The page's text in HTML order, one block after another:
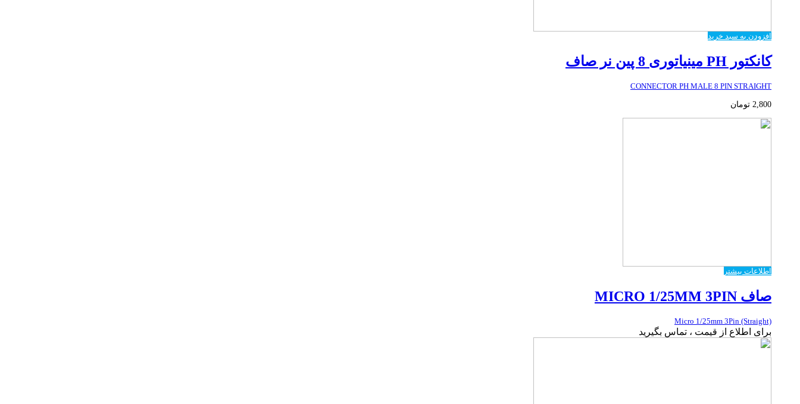
افزودن به سبد خرید
کانکتور PH مینیاتوری 8 پین نر صاف
CONNECTOR PH MALE 8 PIN STRAIGHT
2,800 تومان
اطلاعات بیشتر
صاف MICRO 1/25MM 3PIN
Micro 1/25mm 3Pin (Straight)
برای اطلاع از قیمت ، تماس بگیرید